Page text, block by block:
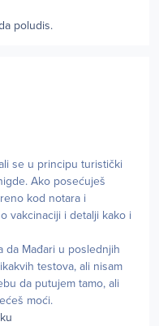
poludis.
se u principu turistički
Ako posećuješ
kod notara i
vakcinaciji i detalji kako i
da Mađari u poslednjih
testova, ali nisam
da putujem tamo, ali
moći.